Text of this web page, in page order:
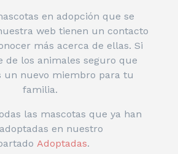
en adopción que se
web tienen un contacto
más acerca de ellas. Si
de los animales seguro que
un nuevo miembro para tu
familia.
las mascotas que ya han
en nuestro
Adoptadas.